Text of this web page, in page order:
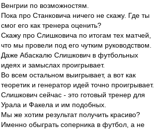
Венгрии по возможностям.
Пока про Станковича ничего не скажу. Где ты
смог его как тренера оценить?
Скажу про Слишковича по итогам тех матчей,
что мы провели под его чутким руководством.
Даже Абаскалю Слишкович в футбольных
идеях и замыслах проигрывает.
Во всем остальном выигрывает, а вот как
теоретик и генератор идей точно проигрывает.
Слишкович сейчас - это готовый тренер для
Урала и Факела и им подобных.
Мы же хотим результат получить красиво?
Именно обыграть соперника в футбол, а не